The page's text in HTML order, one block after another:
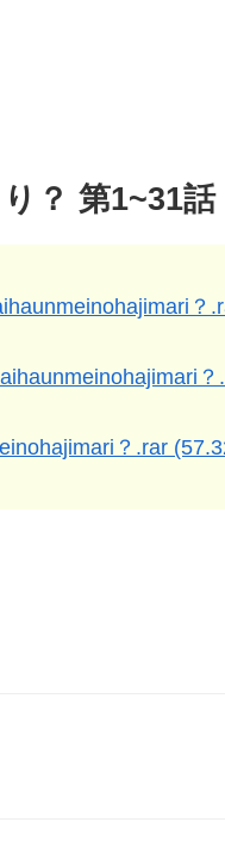
？ 第1~31話
？
？
？.rar